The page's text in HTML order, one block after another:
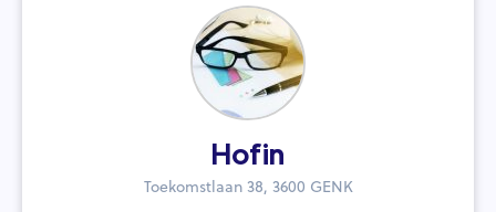
Hofin
Toekomstlaan 38, 3600 GENK